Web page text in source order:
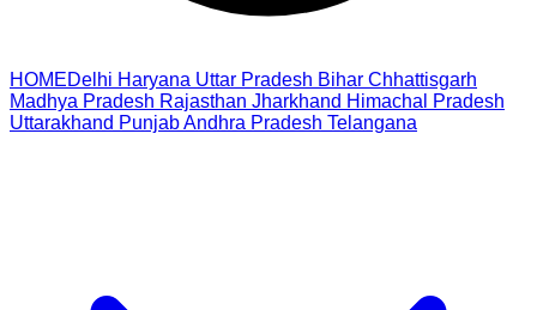
HOMEDelhi Haryana Uttar Pradesh Bihar Chhattisgarh
Madhya Pradesh Rajasthan Jharkhand Himachal Pradesh
Uttarakhand PunjabAndhra Pradesh Telangana